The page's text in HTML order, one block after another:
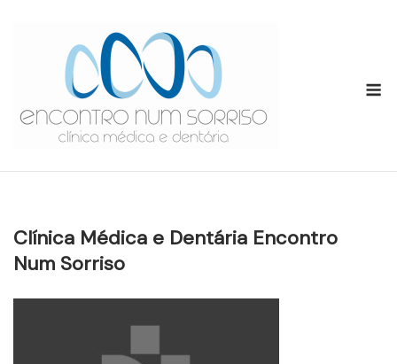
Clínica Médica e Dentária Encontro
Num Sorriso